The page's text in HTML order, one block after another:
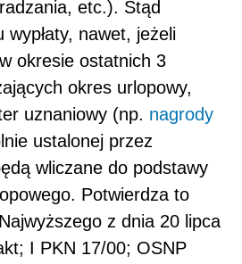
etc.). Stąd
wypłaty, nawet, jeżeli
okresie ostatnich 3
okres urlopowy,
uznaniowy (np. nagrody
ustalonej przez
wliczane do podstawy
Potwierdza to
z dnia 20 lipca
I PKN 17/00; OSNP